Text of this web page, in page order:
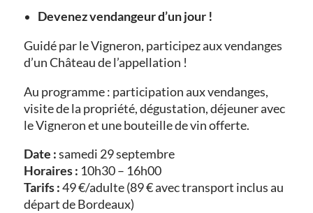
Devenez vendangeur d’un jour !
Guidé par le Vigneron, participez aux vendanges
d’un Château de l’appellation !
Au programme : participation aux vendanges,
visite de la propriété, dégustation, déjeuner avec
le Vigneron et une bouteille de vin offerte.
Date :samedi 29 septembre
Horaires : 10h30 – 16h00
Tarifs :49 €/adulte (89 € avec transport inclus au
départ de Bordeaux)